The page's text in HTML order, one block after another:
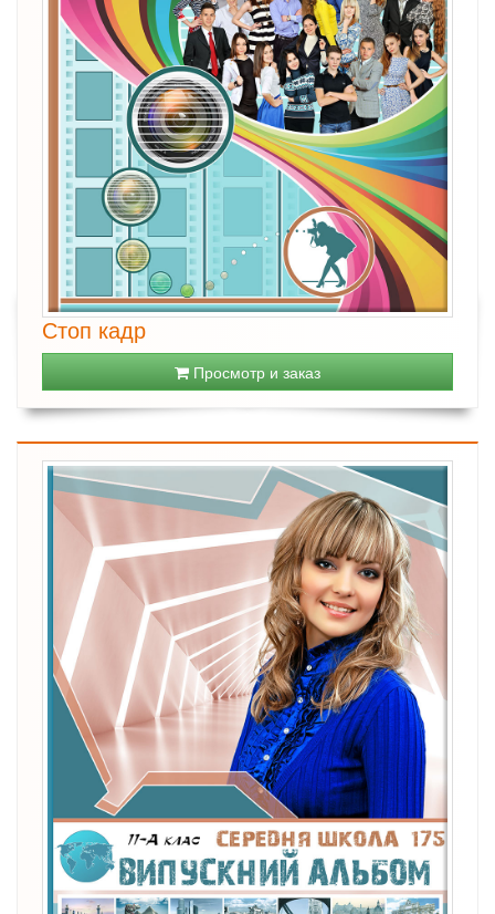
Стоп кадр
Просмотр и заказ